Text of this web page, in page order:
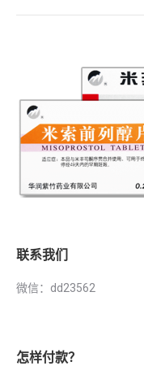
联系我们
微信：dd23562
怎样付款？